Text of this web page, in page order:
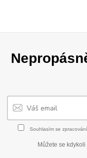
Souhlasím se
Můžete se